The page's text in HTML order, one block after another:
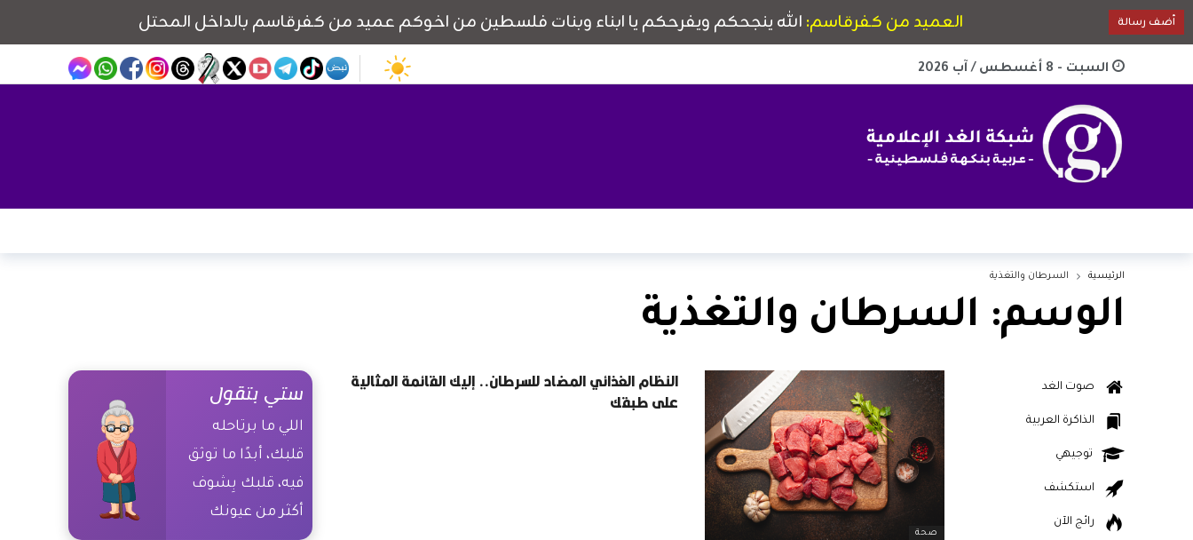
السبت - 8 أغسطس / آب 2026
الرئيسية السرطان والتغذية
الوسم: السرطان والتغذية
صحة
النظام الغذائي المضاد للسرطان.. إليك القائمة المثالية
على طبقك
ستي بتقول
اللي ما برتاحله
قلبك، أبدًا ما توثق
فيه، قلبك بِشوف
أكثر من عيونك
صوت الغد
الذاكرة العربية
توجيهي
استكشف
رائج الآن